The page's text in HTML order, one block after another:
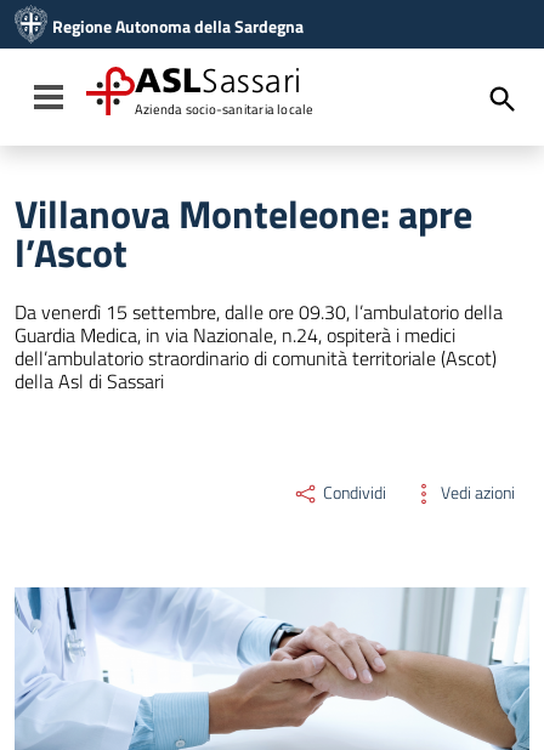
Vai al menu di navigazione
Vai al footer
Regione Autonoma della Sardegna
Toggle navigation
ASLSassari
Azienda socio-sanitaria locale
Villanova Monteleone: apre
l’Ascot
Da venerdì 15 settembre, dalle ore 09.30, l’ambulatorio della
Guardia Medica, in via Nazionale, n.24, ospiterà i medici
dell’ambulatorio straordinario di comunità territoriale (Ascot)
della Asl di Sassari
Condividi Vedi azioni